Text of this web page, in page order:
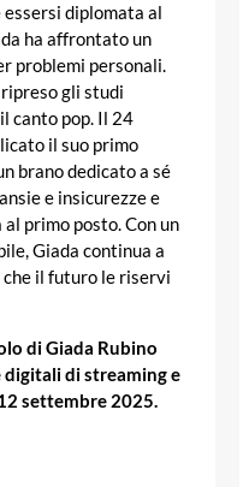
essersi diplomata al
ha affrontato un
problemi personali.
gli studi
canto pop. Il 24
il suo primo
brano dedicato a sé
e insicurezze e
primo posto. Con un
Giada continua a
che il futuro le riservi
di Giada Rubino
di streaming e
settembre 2025.